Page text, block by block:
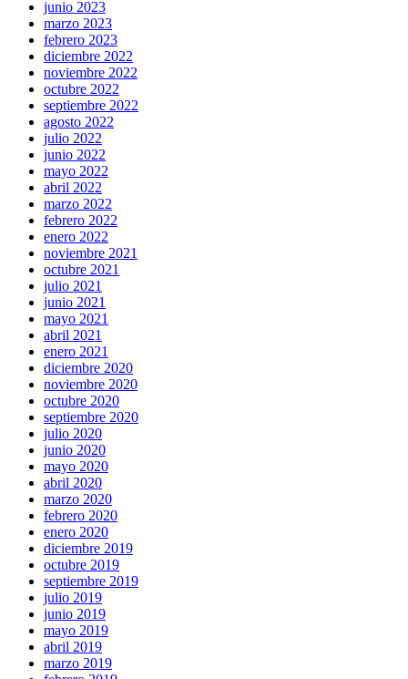
junio 2023
marzo 2023
febrero 2023
diciembre 2022
noviembre 2022
octubre 2022
septiembre 2022
agosto 2022
julio 2022
junio 2022
mayo 2022
abril 2022
marzo 2022
febrero 2022
enero 2022
noviembre 2021
octubre 2021
julio 2021
junio 2021
mayo 2021
abril 2021
enero 2021
diciembre 2020
noviembre 2020
octubre 2020
septiembre 2020
julio 2020
junio 2020
mayo 2020
abril 2020
marzo 2020
febrero 2020
enero 2020
diciembre 2019
octubre 2019
septiembre 2019
julio 2019
junio 2019
mayo 2019
abril 2019
marzo 2019